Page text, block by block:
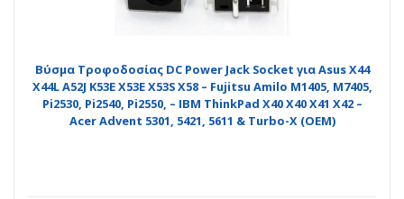
Βύσμα Τροφοδοσίας DC Power Jack Socket για Asus X44
X44L A52J K53E X53E X53S X58 – Fujitsu Amilo M1405, M7405,
Pi2530, Pi2540, Pi2550, – IBM ThinkPad X40 X40 X41 X42 –
Acer Advent 5301, 5421, 5611 & Turbo-X (OEM)